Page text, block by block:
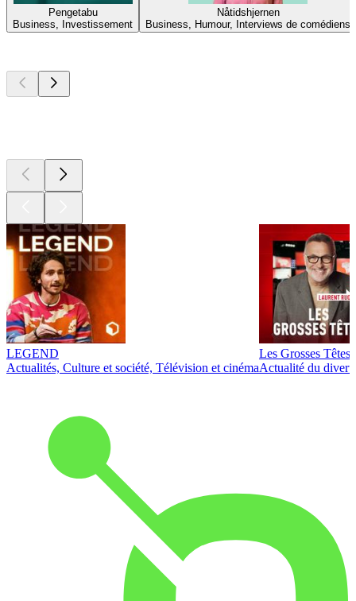
Pengetabu
Business, Investissement
Nåtidshjernen
Business, Humour, Interviews de comédiens
LEGEND
Actualités, Culture et société, Télévision et cinéma
Les Grosses Têtes
Actualité du